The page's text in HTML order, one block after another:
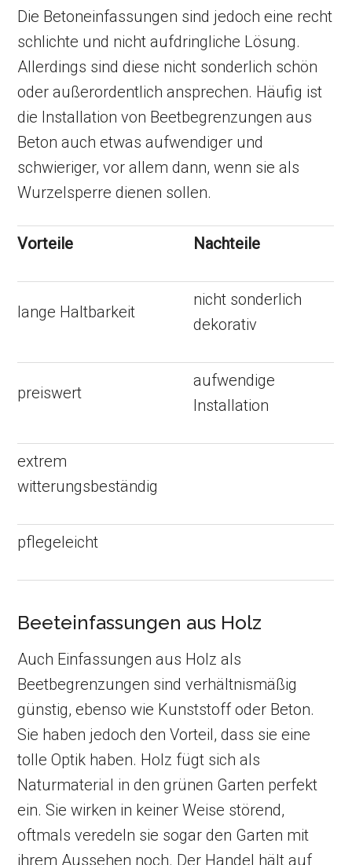
Die Betoneinfassungen sind jedoch eine recht
schlichte und nicht aufdringliche Lösung.
Allerdings sind diese nicht sonderlich schön
oder außerordentlich ansprechen. Häufig ist
die Installation von Beetbegrenzungen aus
Beton auch etwas aufwendiger und
schwieriger, vor allem dann, wenn sie als
Wurzelsperre dienen sollen.
Vorteile Nachteile
lange Haltbarkeit
nicht sonderlich
dekorativ
preiswert
aufwendige
Installation
extrem
witterungsbeständig
pflegeleicht
Beeteinfassungen aus Holz
Auch Einfassungen aus Holz als
Beetbegrenzungen sind verhältnismäßig
günstig, ebenso wie Kunststoff oder Beton.
Sie haben jedoch den Vorteil, dass sie eine
tolle Optik haben. Holz fügt sich als
Naturmaterial in den grünen Garten perfekt
ein. Sie wirken in keiner Weise störend,
oftmals veredeln sie sogar den Garten mit
ihrem Aussehen noch. Der Handel hält auf